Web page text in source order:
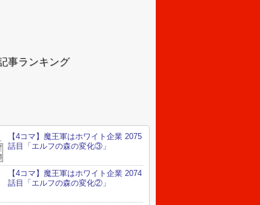
事ランキング
【4コマ】魔王軍はホワイト企業 2075
話目「エルフの森の変化③」
【4コマ】魔王軍はホワイト企業 2074
話目「エルフの森の変化②」